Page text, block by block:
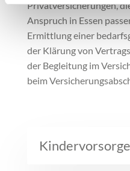
Privatversicherungen,
Anspruch in Essen
Ermittlung einer
der Klärung von
der Begleitung im
beim
Kindervorsorge